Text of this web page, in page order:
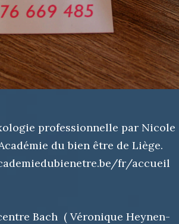
professionnelle par Nicole
du bien être de Liège.
fr/accueil
Bach ( Véronique Heynen-